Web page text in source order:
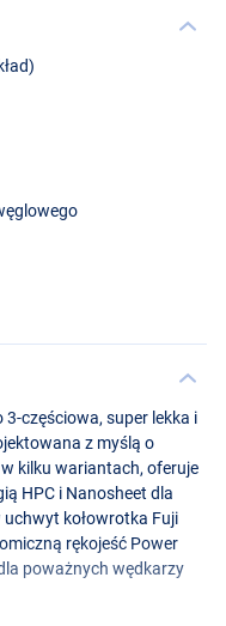
częściowa, super lekka i
z myślą o
kilku wariantach, oferuje
HPC i Nanosheet dla
kołowrotka Fuji
rękojeść Power
poważnych wędkarzy